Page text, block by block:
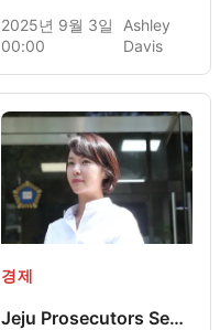
experienced a 4.80%
decline following the
commencement of an
possible copyright
violations involving G-
Dragon. The company's
executive producer, Yang
Hyun-suk, is also facing
enforcement.
2025년 9월 3일
00:00
Ashley
Davis
경제
Jeju Prosecutors Seek